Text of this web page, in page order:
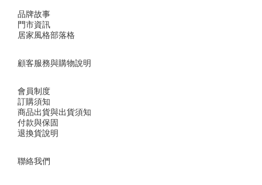
品牌故事
門市資訊
居家風格部落格
顧客服務與購物說明
會員制度
訂購須知
商品出貨與出貨須知
付款與保固
退換貨說明
聯絡我們